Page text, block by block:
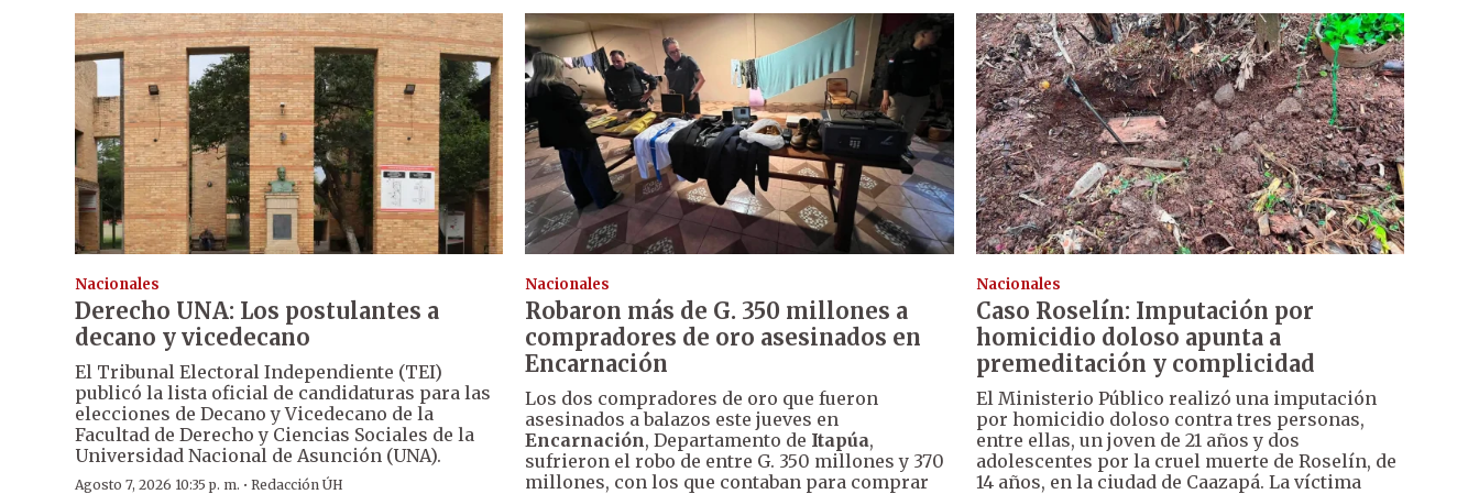
Nacionales
Derecho UNA: Los postulantes a
decano y vicedecano
El Tribunal Electoral Independiente (TEI)
publicó la lista oficial de candidaturas para las
elecciones de Decano y Vicedecano de la
Facultad de Derecho y Ciencias Sociales de la
Universidad Nacional de Asunción (UNA).
Agosto 7, 2026 10:35 p. m. · Redacción ÚH
Nacionales
Robaron más de G. 350 millones a
compradores de oro asesinados en
Encarnación
Los dos compradores de oro que fueron
asesinados a balazos este jueves en
Encarnación, Departamento de Itapúa,
sufrieron el robo de entre G. 350 millones y 370
millones, con los que contaban para comprar
Nacionales
Caso Roselín: Imputación por
homicidio doloso apunta a
premeditación y complicidad
El Ministerio Público realizó una imputación
por homicidio doloso contra tres personas,
entre ellas, un joven de 21 años y dos
adolescentes por la cruel muerte de Roselín, de
14 años, en la ciudad de Caazapá. La víctima